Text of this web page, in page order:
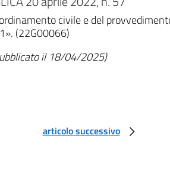
civile e del
(22G00066)
il 18/04/2025)
articolo successivo